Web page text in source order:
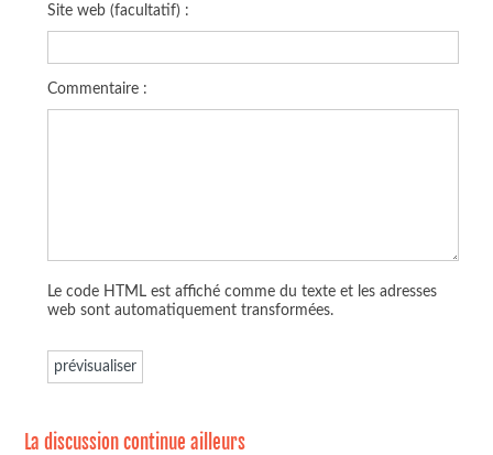
Site web (facultatif) :
Commentaire :
Le code HTML est affiché comme du texte et les adresses
web sont automatiquement transformées.
La discussion continue ailleurs